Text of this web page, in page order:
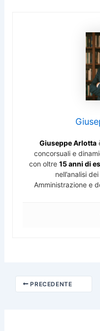
Giuseppe Arlotta
concorsuali e
con oltre 15 anni di
nell’analisi
Amministrazione e
PRECEDENTE